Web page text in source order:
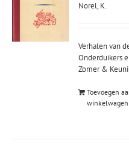
Norel, K.
Verhalen van
Onderduikers
Zomer &
Toevoegen
winkelwagen